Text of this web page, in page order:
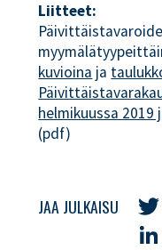
Liitteet:
kuvioina ja
helmikuussa 2019
(pdf)
JAA JULKAISU